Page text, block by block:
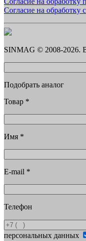
Согласие на обработку
SINMAG © 2008-2026.
Подобрать аналог
Товар *
Имя *
E-mail *
Телефон
персональных данных